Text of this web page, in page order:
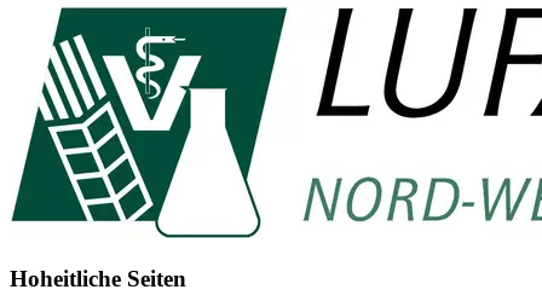
Hoheitliche Seiten